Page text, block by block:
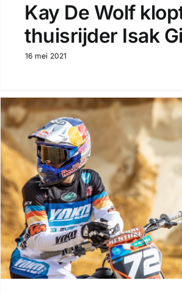
Kay De Wolf
thuisrijder Isak
16 mei 2021